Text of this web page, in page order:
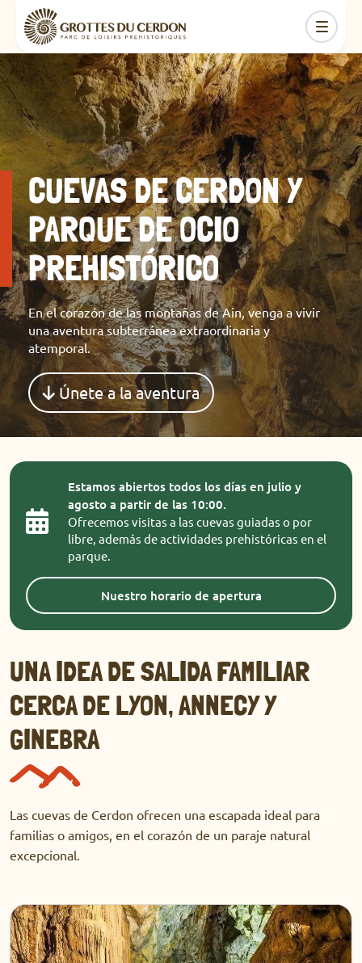
CUEVAS DE CERDON Y
PARQUE DE OCIO
PREHISTÓRICO
En el corazón de las montañas de Ain, venga a vivir
una aventura subterránea extraordinaria y
atemporal.
Únete a la aventura
Estamos abiertos todos los días en julio y
agosto a partir de las 10:00.
Ofrecemos visitas a las cuevas guiadas o por
libre, además de actividades prehistóricas en el
parque.
Nuestro horario de apertura
UNA IDEA DE SALIDA FAMILIAR
CERCA DE LYON, ANNECY Y
GINEBRA
Las cuevas de Cerdon ofrecen una escapada ideal para
familias o amigos, en el corazón de un paraje natural
excepcional.
Descubrir